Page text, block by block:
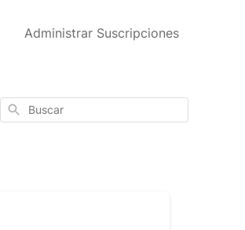
Administrar Suscripciones
Buscar